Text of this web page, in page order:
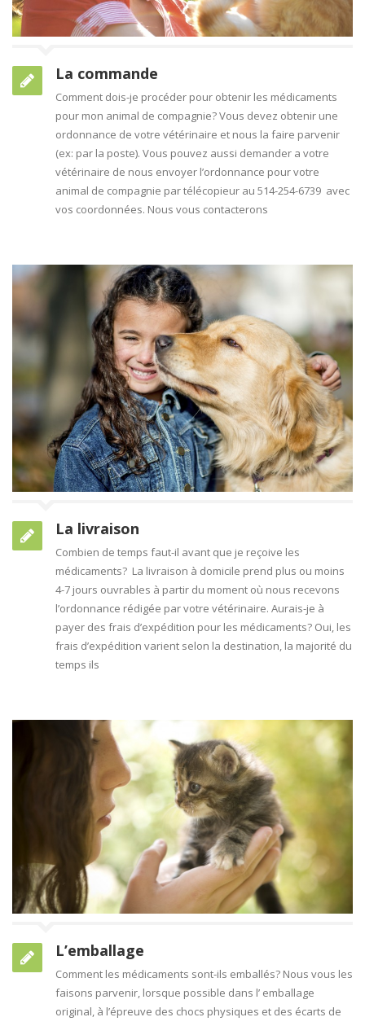
La commande
Comment dois-je procéder pour obtenir les médicaments
pour mon animal de compagnie? Vous devez obtenir une
ordonnance de votre vétérinaire et nous la faire parvenir
(ex: par la poste). Vous pouvez aussi demander a votre
vétérinaire de nous envoyer l’ordonnance pour votre
animal de compagnie par télécopieur au 514-254-6739 avec
vos coordonnées. Nous vous contacterons
La livraison
Combien de temps faut-il avant que je reçoive les
médicaments? La livraison à domicile prend plus ou moins
4-7 jours ouvrables à partir du moment où nous recevons
l’ordonnance rédigée par votre vétérinaire. Aurais-je à
payer des frais d’expédition pour les médicaments? Oui, les
frais d’expédition varient selon la destination, la majorité du
temps ils
L’emballage
Comment les médicaments sont-ils emballés? Nous vous les
faisons parvenir, lorsque possible dans l’ emballage
original, à l’épreuve des chocs physiques et des écarts de